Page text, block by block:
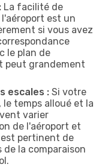
La facilité de
est un
si vous avez
le plan de
peut grandement
escales : Si votre
temps alloué et la
varier
de l'aéroport et
est pertinent de
la comparaison